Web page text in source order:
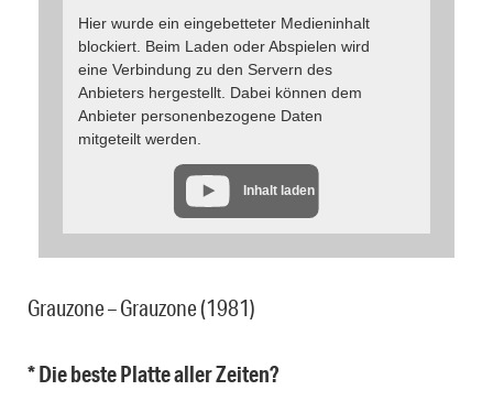
Hier wurde ein eingebetteter Medieninhalt
blockiert. Beim Laden oder Abspielen wird
eine Verbindung zu den Servern des
Anbieters hergestellt. Dabei können dem
Anbieter personenbezogene Daten
mitgeteilt werden.
Inhalt laden
Grauzone – Grauzone (1981)
* Die beste Platte aller Zeiten?